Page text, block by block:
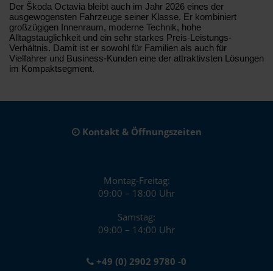
Der Škoda Octavia bleibt auch im Jahr 2026 eines der
ausgewogensten Fahrzeuge seiner Klasse. Er kombiniert
großzügigen Innenraum, moderne Technik, hohe
Alltagstauglichkeit und ein sehr starkes Preis-Leistungs-
Verhältnis. Damit ist er sowohl für Familien als auch für
Vielfahrer und Business-Kunden eine der attraktivsten Lösungen
im Kompaktsegment.
Kontakt & Öffnungszeiten
Montag-Freitag:
09:00 – 18:00 Uhr
Samstag:
09:00 – 14:00 Uhr
+49 (0) 2902 9780 -0